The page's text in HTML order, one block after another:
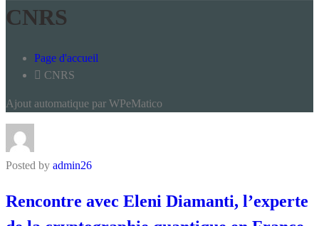
CNRS
Page d'accueil
CNRS
Ajout automatique par WPeMatico
Posted by admin26
Rencontre avec Eleni Diamanti, l’experte